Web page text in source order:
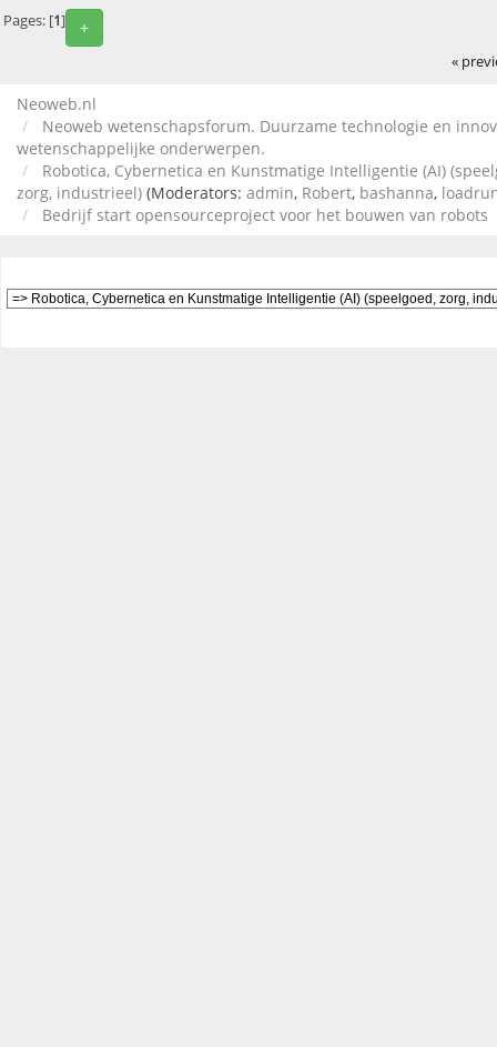
+
Pages: [1]
«
Neoweb.nl
Neoweb wetenschapsforum. Duurzame technologie en
wetenschappelijke onderwerpen.
Robotica, Cybernetica en Kunstmatige Intelligentie (AI)
zorg, industrieel) (Moderators: admin, Robert, bashanna,
Bedrijf start opensourceproject voor het bouwen van robots